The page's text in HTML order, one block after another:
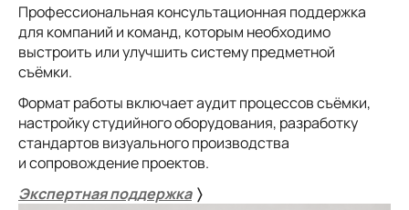
Профессиональная консультационная поддержка
для компаний и команд, которым необходимо
выстроить или улучшить систему предметной
съёмки.
Формат работы включает аудит процессов съёмки,
настройку студийного оборудования, разработку
стандартов визуального производства
и сопровождение проектов.
Экспертная поддержка 〉